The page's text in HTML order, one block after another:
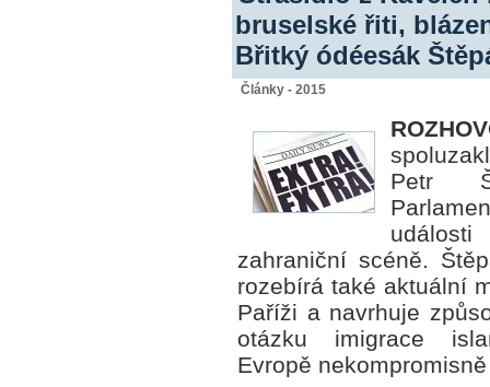
bruselské řiti,
Břitký ódéesák
Články - 2015
Petr
zahraniční scéně.
rozebírá také aktuální
Paříži a navrhuje
otázku imigrace
Evropě